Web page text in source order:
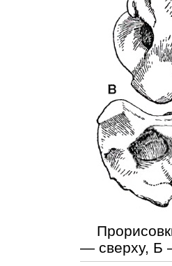
— сверху, Б